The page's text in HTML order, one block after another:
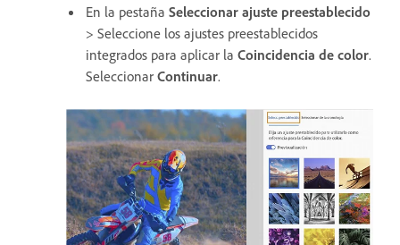
En la pestaña Seleccionar ajuste preestablecido
> Seleccione los ajustes preestablecidos
integrados para aplicar la Coincidencia de color.
Seleccionar Continuar.